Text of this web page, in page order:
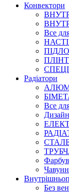
Конвектори
Все
Радіатори
Все
Без